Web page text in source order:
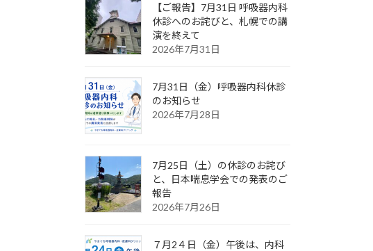
【ご報告】7月31日 呼吸器内科
休診へのお詫びと、札幌での講
演を終えて
2026年7月31日
7月31日（金）呼吸器内科休診
のお知らせ
2026年7月28日
7月25日（土）の休診のお詫び
と、日本喘息学会での発表のご
報告
2026年7月26日
７月2４日（金）午後は、内科